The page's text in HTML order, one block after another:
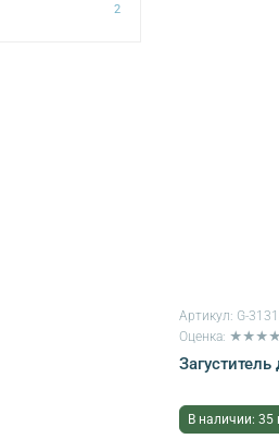
Артикул: G-
Оценка:
В наличии: 35
2